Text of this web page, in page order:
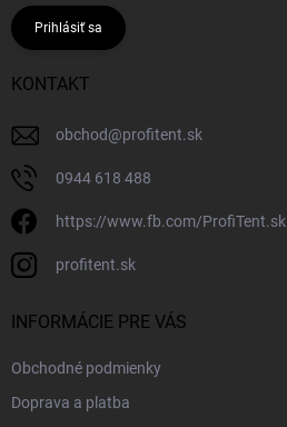
Prihlásiť sa
KONTAKT
obchod@profitent.sk
0944 618 488
https://www.fb.com/ProfiTent.sk
profitent.sk
INFORMÁCIE PRE VÁS
Obchodné podmienky
Doprava a platba